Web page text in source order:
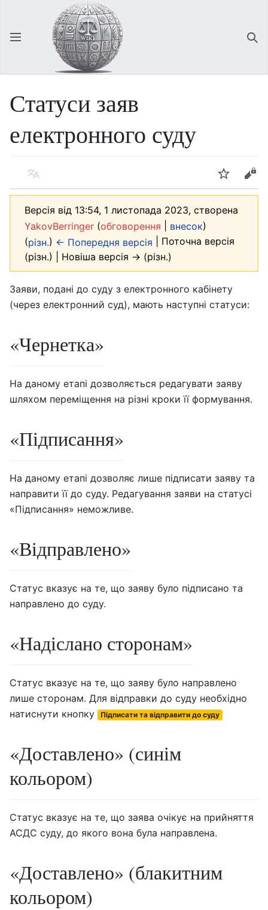
Відкрити головне меню
Статуси заяв
електронного суду
Мова Спостерігати Редагувати
Версія від 13:54, 1 листопада 2023, створена
YakovBerringer (обговорення внесок)
(різн.) ← Попередня версія | Поточна версія
(різн.) | Новіша версія → (різн.)
Заяви, подані до суду з електронного кабінету
(через електронний суд), мають наступні статуси:
«Чернетка»
На даному етапі дозволяється редагувати заяву
шляхом переміщення на різні кроки її формування.
«Підписання»
На даному етапі дозволяє лише підписати заяву та
направити її до суду. Редагування заяви на статусі
«Підписання» неможливе.
«Відправлено»
Статус вказує на те, що заяву було підписано та
направлено до суду.
«Надіслано сторонам»
Статус вказує на те, що заяву було направлено
лише сторонам. Для відправки до суду необхідно
натиснути кнопку
Підписати та відправити до суду
«Доставлено» (синім
кольором)
Статус вказує на те, що заява очікує на прийняття
АСДС суду, до якого вона була направлена.
«Доставлено» (блакитним
кольором)